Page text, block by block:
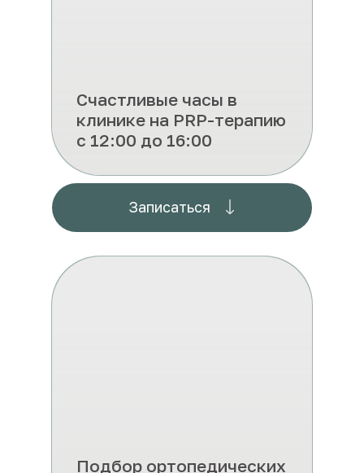
Счастливые часы в
клинике на PRP-терапию
с 12:00 до 16:00
Записаться
Подбор ортопедических